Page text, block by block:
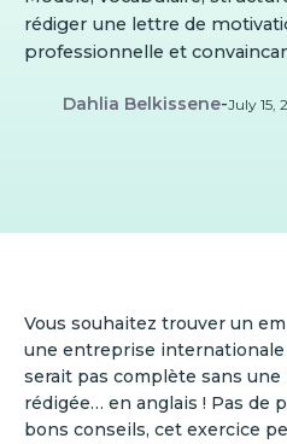
rédiger une lettre de
professionnelle et
Dahlia Belkissene-July 15,
Vous souhaitez trouver un
une entreprise internationale
serait pas complète sans
rédigée… en anglais ! Pas de
bons conseils, cet exercice